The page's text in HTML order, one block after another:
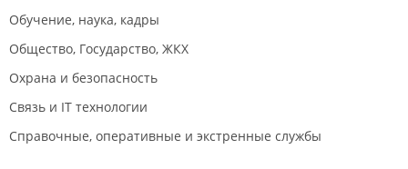
Обучение, наука, кадры
Общество, Государство, ЖКХ
Охрана и безопасность
Связь и IT технологии
Справочные, оперативные и экстренные службы